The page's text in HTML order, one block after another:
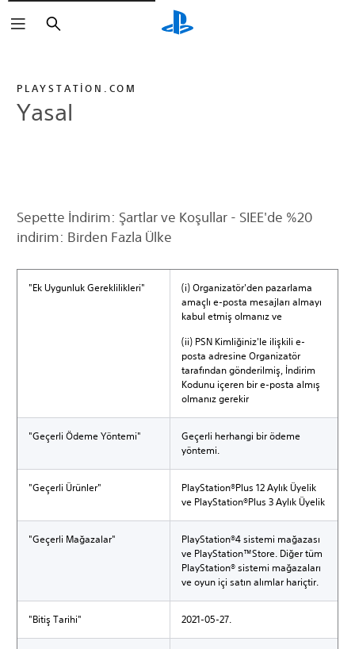
Arama
PLAYSTATION.COM
Yasal
Sepette İndirim: Şartlar ve Koşullar - SIEE'de %20
indirim: Birden Fazla Ülke
"Ek Uygunluk Gereklilikleri"
(i) Organizatör'den pazarlama
amaçlı e-posta mesajları almayı
kabul etmiş olmanız ve
(ii) PSN Kimliğiniz'le ilişkili e-
posta adresine Organizatör
tarafından gönderilmiş, İndirim
Kodunu içeren bir e-posta almış
olmanız gerekir
"Geçerli Ödeme Yöntemi"
Geçerli herhangi bir ödeme
yöntemi.
"Geçerli Ürünler"
PlayStation®Plus 12 Aylık Üyelik
ve PlayStation®Plus 3 Aylık Üyelik
"Geçerli Mağazalar"
PlayStation®4 sistemi mağazası
ve PlayStation™Store. Diğer tüm
PlayStation® sistemi mağazaları
ve oyun içi satın alımlar hariçtir.
"Bitiş Tarihi" 2021-05-27.